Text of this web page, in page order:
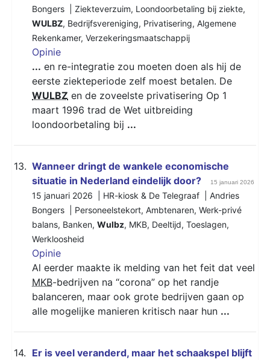
Bongers | Ziekteverzuim, Loondoorbetaling bij ziekte,
WULBZ, Bedrijfsvereniging, Privatisering, Algemene
Rekenkamer, Verzekeringsmaatschappij
Opinie
... en re-integratie zou moeten doen als hij de
eerste ziekteperiode zelf moest betalen. De
WULBZ en de zoveelste privatisering Op 1
maart 1996 trad de Wet uitbreiding
loondoorbetaling bij ...
13. Wanneer dringt de wankele economische
situatie in Nederland eindelijk door?
15 januari 2026
15 januari 2026 | HR-kiosk & De Telegraaf | Andries
Bongers | Personeelstekort, Ambtenaren, Werk-privé
balans, Banken, Wulbz, MKB, Deeltijd, Toeslagen,
Werkloosheid
Opinie
Al eerder maakte ik melding van het feit dat veel
MKB-bedrijven na “corona” op het randje
balanceren, maar ook grote bedrijven gaan op
alle mogelijke manieren kritisch naar hun ...
14. Er is veel veranderd, maar het schaakspel blijft